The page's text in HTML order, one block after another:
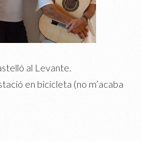
al Levante.
en bicicleta (no m’acaba